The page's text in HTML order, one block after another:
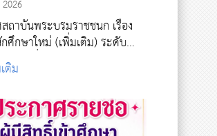
ถาบันพระบรมราชชนก เรื่อง
ศึกษาใหม่ (เพิ่มเติม) ระดับ
รีและต่ำกว่าปริญญาตรี ปีการ
รอบที่ 4 รับตรงอิสระ
ติม